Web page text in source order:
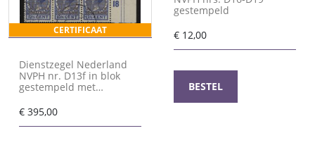
CERTIFICAAT
Dienstzegel Nederland
NVPH nr. D13f in blok
gestempeld met
€ 395,00
gestempeld
€ 12,00
BESTEL